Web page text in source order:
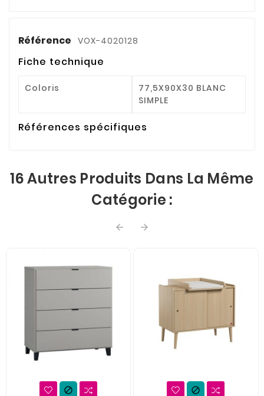
Référence VOX-4020128
Fiche technique
Coloris
77,5X90X30 BLANC
SIMPLE
Références spécifiques
16 Autres Produits Dans La Même
Catégorie :
 
 